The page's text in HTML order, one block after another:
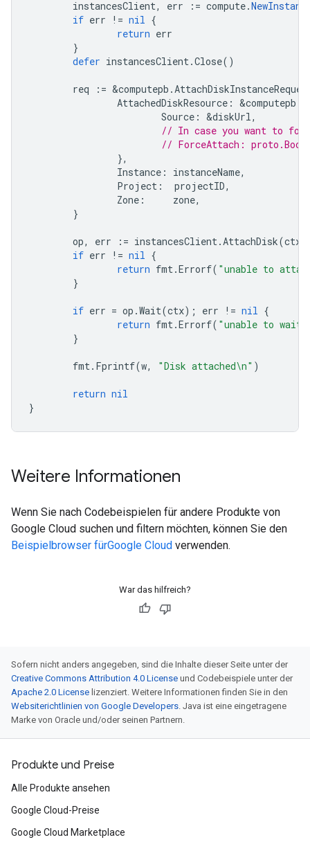
instancesClient, err := compute.
if err != nil {
return err
}
defer instancesClient.Close()
req := &computepb .
AttachedDiskResource : &computepb
Source : &diskUrl,
// In case you want to
// ForceAttach:
},
Instance : instanceName,
Project : projectID,
Zone : zone,
}
op, err := instancesClient.AttachDisk(ctx
if err != nil {
return fmt.Errorf( "unable to
}
if err = op .Wait(ctx); err != nil {
return fmt.Errorf( "unable to wait
}
fmt. Fprintf(w, "Disk attached\n" )
return nil
}
Weitere Informationen
Wenn Sie nach Codebeispielen für andere Produkte von
Google Cloud suchen und filtern möchten, können Sie den
Beispielbrowser fürGoogle Cloud verwenden.
War das hilfreich?
Sofern nicht anders angegeben, sind die Inhalte dieser Seite unter der
Creative Commons Attribution 4.0 License und Codebeispiele unter der
Apache 2.0 License lizenziert. Weitere Informationen finden Sie in den
Websiterichtlinien von Google Developers. Java ist eine eingetragene
Marke von Oracle und/oder seinen Partnern.
Produkte und Preise
Alle Produkte ansehen
Google Cloud-Preise
Google Cloud Marketplace